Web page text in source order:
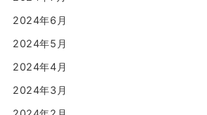
2024年6月
2024年5月
2024年4月
2024年3月